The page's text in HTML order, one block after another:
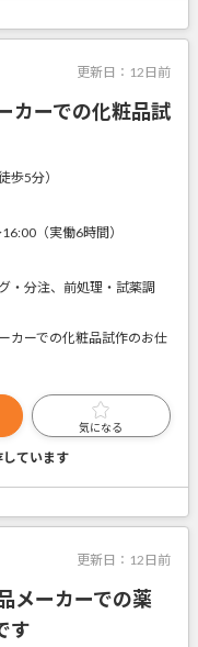
更新日： 12日前
カーでの化粧品試
歩5分）
（実働6時間）
・分注、前処理・試薬調
カーでの化粧品試作のお仕
気になる
しています
更新日： 12日前
メーカーでの薬
す